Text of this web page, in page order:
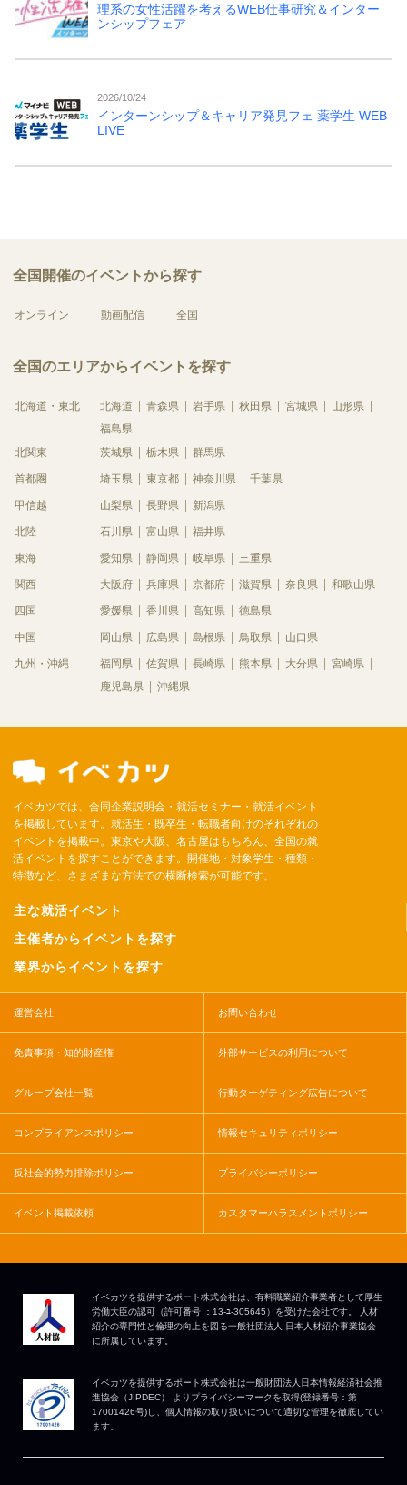
理系の女性活躍を考えるWEB仕事研究＆インター
ンシップフェア
2026/10/24
インターンシップ＆キャリア発見フェ 薬学生 WEB
LIVE
全国開催のイベントから探す
オンライン 動画配信 全国
全国のエリアからイベントを探す
北海道・東北 北海道 青森県 岩手県 秋田県 宮城県
山形県
福島県
北関東
茨城県 栃木県 群馬県
首都圏 埼玉県 東京都 神奈川県 千葉県
甲信越 山梨県 長野県 新潟県
北陸 石川県 富山県 福井県
東海 愛知県 静岡県 岐阜県 三重県
関西 大阪府 兵庫県 京都府 滋賀県 奈良県 和歌山県
四国 愛媛県 香川県 高知県 徳島県
中国 岡山県 広島県 島根県 鳥取県 山口県
九州・沖縄 福岡県 佐賀県 長崎県 熊本県 大分県
宮崎県
鹿児島県
沖縄県
イベカツでは、合同企業説明会・就活セミナー・就活イベント
を掲載しています。就活生・既卒生・転職者向けのそれぞれの
イベントを掲載中。東京や大阪、名古屋はもちろん、全国の就
活イベントを探すことができます。開催地・対象学生・種類・
特徴など、さまざまな方法での横断検索が可能です。
主な就活イベント
主催者からイベントを探す
業界からイベントを探す
運営会社 お問い合わせ
免責事項・知的財産権 外部サービスの利用について
グループ会社一覧 行動ターゲティング広告について
コンプライアンスポリシー 情報セキュリティポリシー
反社会的勢力排除ポリシー プライバシーポリシー
イベント掲載依頼 カスタマーハラスメントポリシー